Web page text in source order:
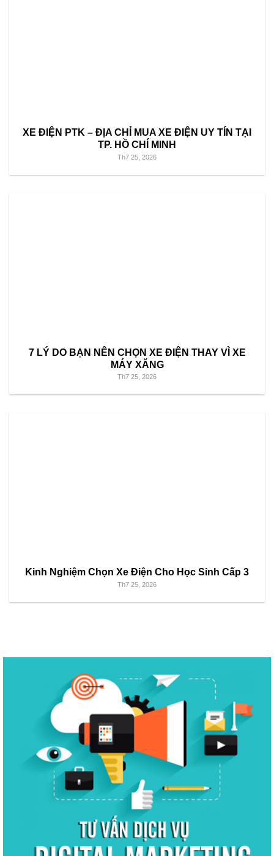
XE ĐIỆN PTK – ĐỊA CHỈ MUA XE ĐIỆN UY TÍN TẠI
TP. HỒ CHÍ MINH
Th7 25, 2026
7 LÝ DO BẠN NÊN CHỌN XE ĐIỆN THAY VÌ XE
MÁY XĂNG
Th7 25, 2026
Kinh Nghiệm Chọn Xe Điện Cho Học Sinh Cấp 3
Th7 25, 2026